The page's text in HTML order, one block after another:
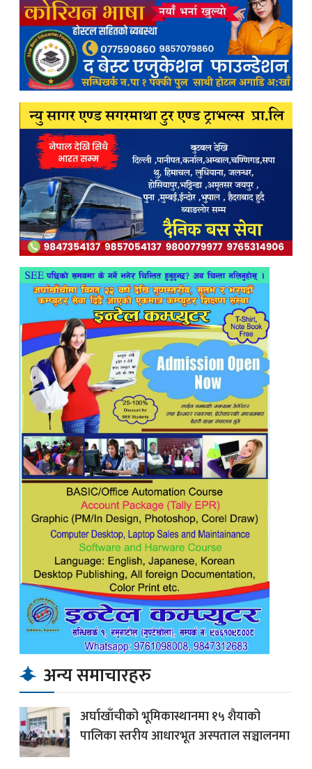
अन्य समाचारहरु
अर्घाखाँचीको भूमिकास्थानमा १५ शैयाको
पालिका स्तरीय आधारभूत अस्पताल सञ्चालनमा